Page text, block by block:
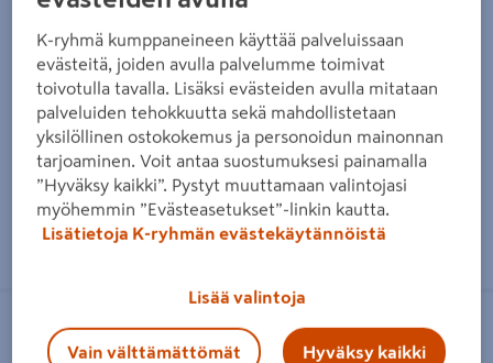
Hautakynttilä Bolsius sydän
80h
3,99€/kpl
3,99 €/ kpl
Lue lisää
sydämessäni 70h
2,49€/kpl
2,49 €/ kpl
Lue lisää
Hautakynttilä Viesti 17x7x7cm 70h Hautakynttilä Risti 17x7x7cm 70h
K-ryhmä kumppaneineen käyttää palveluissaan
evästeitä, joiden avulla palvelumme toimivat
toivotulla tavalla. Lisäksi evästeiden avulla mitataan
palveluiden tehokkuutta sekä mahdollistetaan
yksilöllinen ostokokemus ja personoidun mainonnan
tarjoaminen. Voit antaa suostumuksesi painamalla
”Hyväksy kaikki”. Pystyt muuttamaan valintojasi
myöhemmin ”Evästeasetukset”-linkin kautta.
Lisätietoja K-ryhmän evästekäytännöistä
Lisää valintoja
Vain välttämättömät Hyväksy kaikki